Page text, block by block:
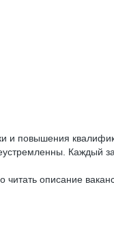
и повышения
Каждый
описание